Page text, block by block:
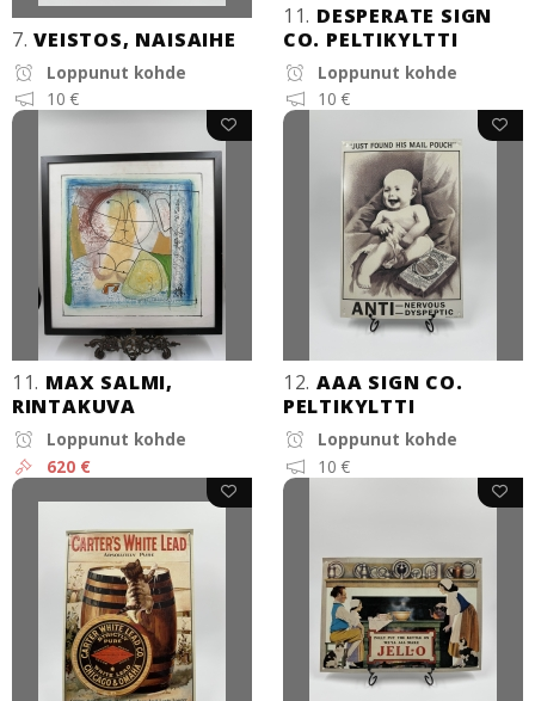
7. VEISTOS, NAISAIHE
Loppunut kohde
10 €
11. DESPERATE SIGN
CO. PELTIKYLTTI
Loppunut kohde
10 €
11. MAX SALMI,
RINTAKUVA
Loppunut kohde
620 €
12. AAA SIGN CO.
PELTIKYLTTI
Loppunut kohde
10 €